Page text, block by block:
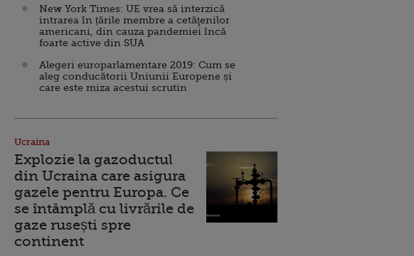
New York Times: UE vrea să interzică
intrarea în țările membre a cetăţenilor
americani, din cauza pandemiei încă
foarte active din SUA
Alegeri europarlamentare 2019: Cum se
aleg conducătorii Uniunii Europene și
care este miza acestui scrutin
Ucraina
Explozie la gazoductul
din Ucraina care asigura
gazele pentru Europa. Ce
se întâmplă cu livrările de
gaze rusești spre
continent